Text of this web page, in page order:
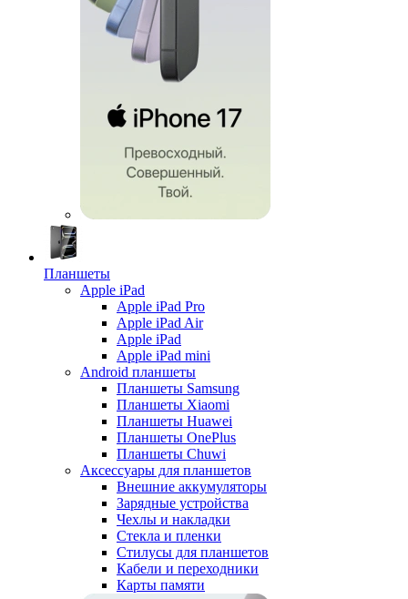
Планшеты
Apple iPad
Apple iPad Pro
Apple iPad Air
Apple iPad
Apple iPad mini
Android планшеты
Планшеты Samsung
Планшеты Xiaomi
Планшеты Huawei
Планшеты OnePlus
Планшеты Chuwi
Аксессуары для планшетов
Внешние аккумуляторы
Зарядные устройства
Чехлы и накладки
Стекла и пленки
Стилусы для планшетов
Кабели и переходники
Карты памяти